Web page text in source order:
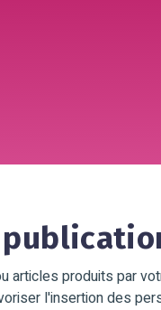
produits par
l'insertion des